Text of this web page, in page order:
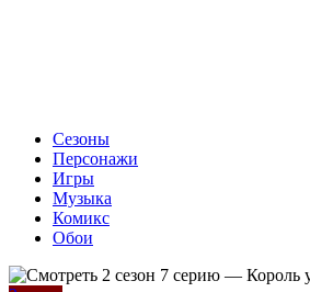
Сезоны
Персонажи
Игры
Музыка
Комикс
Обои